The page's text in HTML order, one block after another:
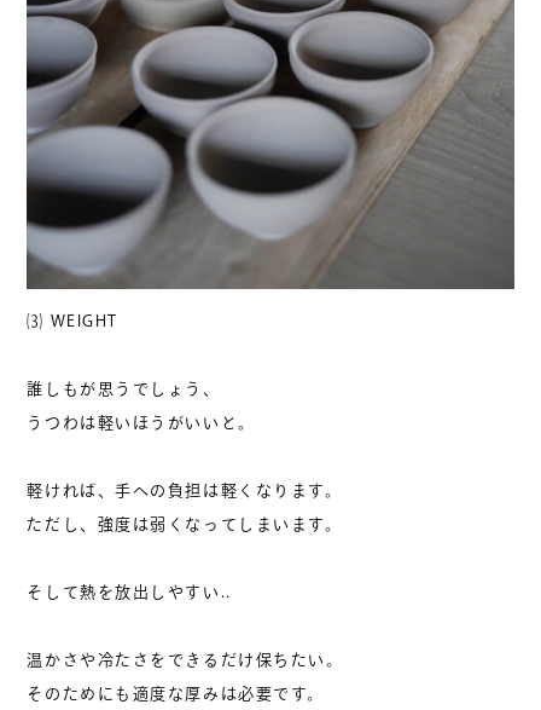
⑶ WEIGHT
誰しもが思うでしょう、
うつわは軽いほうがいいと。
軽ければ、手への負担は軽くなります。
ただし、強度は弱くなってしまいます。
そして熱を放出しやすい..
温かさや冷たさをできるだけ保ちたい。
そのためにも適度な厚みは必要です。